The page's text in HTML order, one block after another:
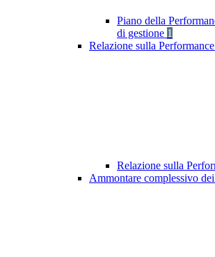
Piano della
di gestione 1
Relazione sulla Performance
Relazione sulla
Ammontare complessivo